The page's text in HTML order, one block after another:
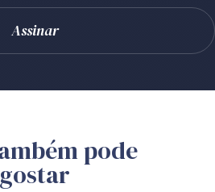
pode
gostar